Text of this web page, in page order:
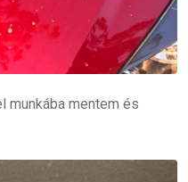
munkába mentem és